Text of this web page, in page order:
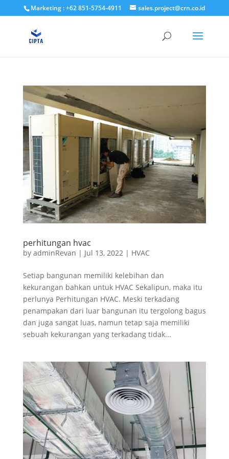
Marketing : +62 851-5754-4911 sales.project@crn.co.id
perhitungan hvac
by adminRevan | Jul 13, 2022 | HVAC
Setiap bangunan memiliki kelebihan dan
kekurangan bahkan untuk HVAC Sekalipun, maka itu
perlunya Perhitungan HVAC. Meski terkadang
penampakan dari luar bangunan itu tergolong bagus
dan juga sangat luas, namun tetap saja memiliki
sebuah kekurangan yang terkadang tidak...